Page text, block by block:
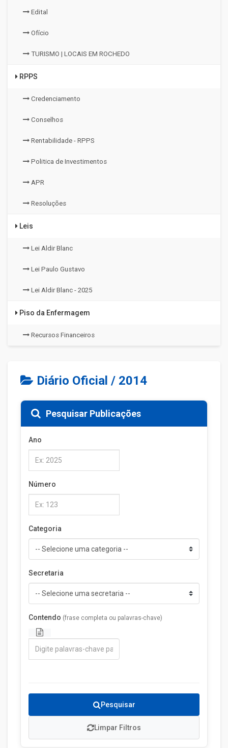
Edital
Ofício
TURISMO | LOCAIS EM ROCHEDO
RPPS
Credenciamento
Conselhos
Rentabilidade - RPPS
Politica de Investimentos
APR
Resoluções
Leis
Lei Aldir Blanc
Lei Paulo Gustavo
Lei Aldir Blanc - 2025
Piso da Enfermagem
Recursos Financeiros
Diário Oficial / 2014
Pesquisar Publicações
Ano
Número
Categoria
Secretaria
Contendo (frase completa ou palavras-chave)
Limpar Filtros
Pesquisar